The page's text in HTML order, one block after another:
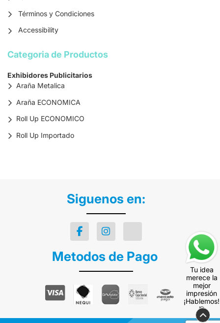
Términos y Condiciones
Accessibility
Categoria de Productos
Exhibidores Publicitarios
Araña Metalica
Araña ECONOMICA
Roll Up ECONOMICO
Roll Up Importado
Siguenos en:
Metodos de Pago
Tu idea
merece la
mejor
impresión
¡Hablemos!
🎯